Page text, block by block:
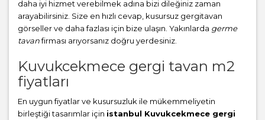
daha iyi hizmet verebilmek adına bizi dileğiniz zaman
arayabilirsiniz. Size en hızlı cevap, kusursuz gergitavan
görseller ve daha fazlası için bize ulaşın. Yakınlarda germe
tavanfirması arıyorsanız doğru yerdesiniz.
Kuvukcekmece gergi tavan m2
fiyatları
En uygun fiyatlar ve kusursuzluk ile mükemmeliyetin
birleştiği tasarımlar için istanbul Kuvukcekmece gergi